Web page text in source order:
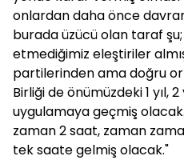
onlardan daha önce
burada üzücü olan taraf
etmediğimiz eleştiriler
partilerinden ama doğru
Birliği de önümüzdeki 1 yıl,
uygulamaya geçmiş
zaman 2 saat, zaman
tek saate gelmiş olacak."